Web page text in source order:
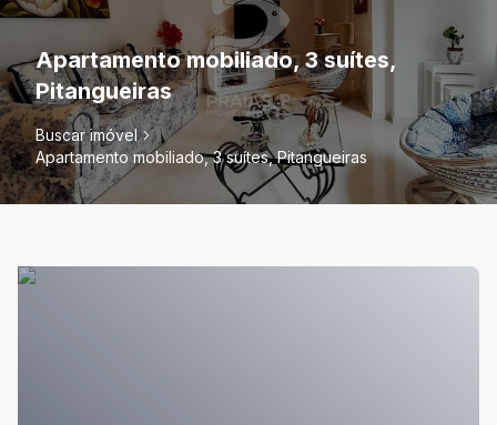
Apartamento mobiliado, 3 suítes,
Pitangueiras
Buscar imóvel
Apartamento mobiliado, 3 suítes, Pitangueiras